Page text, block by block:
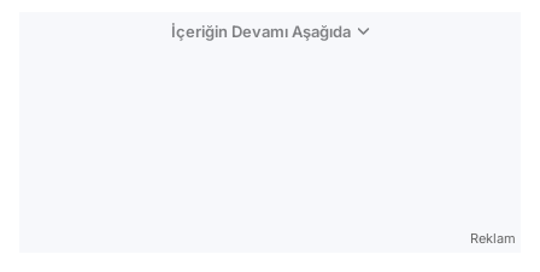
İçeriğin Devamı Aşağıda
Reklam